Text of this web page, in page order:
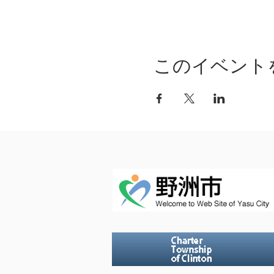
このイベント